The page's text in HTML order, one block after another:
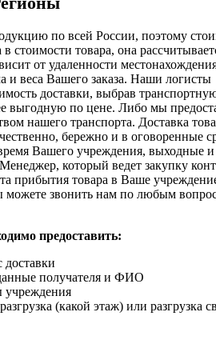
по всей России, поэтому
в стоимости товара, она
от удаленности
и веса Вашего заказа. Наши логисты
доставки, выбрав
выгодную по цене. Либо мы
нашего транспорта. Доставка
бережно и в оговоренные
Вашего учреждения, выходные и
который ведет закупку
прибытия товара в Ваше
можете звонить нам по любым
предоставить:
доставки
получателя и ФИО
учреждения
(какой этаж) или разгрузка